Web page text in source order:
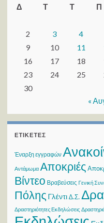
Δ
Τ Τ Π
2
3 4
9
10 11
16
17 18
23
24 25
30
«
ΕΤΙΚΈΤΕΣ
Έναρξη εγγραφών
Αντάμωμα Αποκριές
Βίντεο Βραβεύσεις Γενική
Πόλης ΓλέντιΔ.Σ.
Δραστηριότητες Εκδηλώσεις